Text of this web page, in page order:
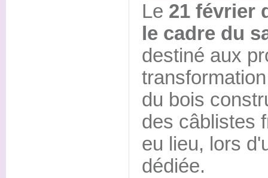
Le 21 février
le cadre du
destiné aux
du bois
des câblistes
eu lieu, lors
dédiée.